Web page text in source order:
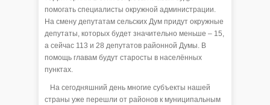
помогать специалисты окружной администрации.
На смену депутатам сельских Дум придут окружные
депутаты, которых будет значительно меньше – 15,
а сейчас 113 и 28 депутатов районной Думы. В
помощь главам будут старосты в населённых
пунктах.
На сегодняшний день многие субъекты нашей
страны уже перешли от районов к муниципальным